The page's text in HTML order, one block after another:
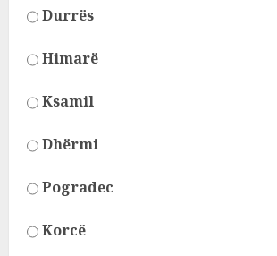
Durrës
Himarë
Ksamil
Dhërmi
Pogradec
Korcë